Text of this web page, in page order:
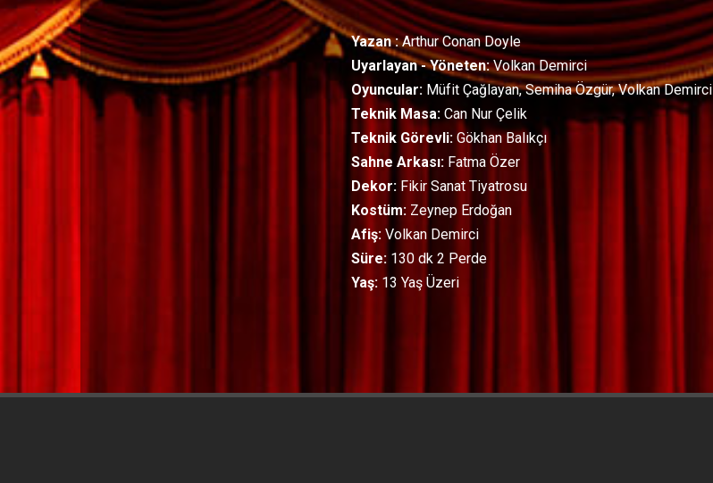
Yazan :Arthur Conan Doyle
Uyarlayan - Yöneten:Volkan Demirci
Oyuncular: Müfit Çağlayan, Semiha Özgür, Volkan Demirci
Teknik Masa: Can Nur Çelik
Teknik Görevli: Gökhan Balıkçı
Sahne Arkası: Fatma Özer
Dekor: Fikir Sanat Tiyatrosu
Kostüm: Zeynep Erdoğan
Afiş: Volkan Demirci
Süre: 130 dk 2 Perde
Yaş: 13 Yaş Üzeri